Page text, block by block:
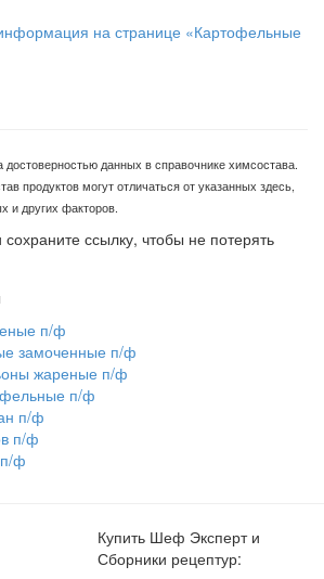
данных в справочнике химсостава.
продуктов могут отличаться от указанных здесь,
и других факторов.
ссылку, чтобы не потерять
п/ф
замоченные п/ф
жареные п/ф
п/ф
п/ф
п/ф
ф
Купить Шеф Эксперт и
Сборники рецептур: